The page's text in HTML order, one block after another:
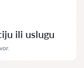
ili uslugu